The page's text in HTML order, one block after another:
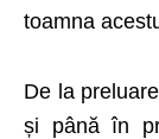
toamna
De la
și până în